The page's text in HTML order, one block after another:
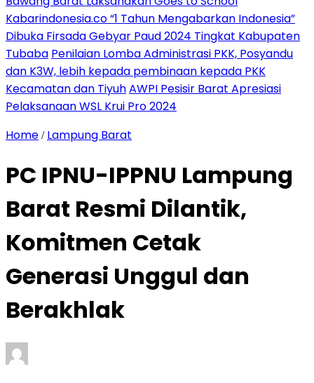
Kabarindonesia.co “1 Tahun Mengabarkan Indonesia”
Dibuka Firsada Gebyar Paud 2024 Tingkat Kabupaten
Tubaba Penilaian Lomba Administrasi PKK, Posyandu
dan K3W, lebih kepada pembinaan kepada PKK
Kecamatan dan TiyuhAWPI Pesisir Barat Apresiasi
Pelaksanaan WSL Krui Pro 2024
Home / Lampung Barat
PC IPNU-IPPNU Lampung
Barat Resmi Dilantik,
Komitmen Cetak
Generasi Unggul dan
Berakhlak